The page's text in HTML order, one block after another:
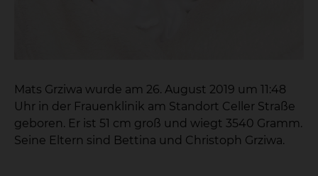
Mats Grziwa wurde am 26. August 2019 um 11:48
Uhr in der Frauenklinik am Standort Celler Straße
geboren. Er ist 51 cm groß und wiegt 3540 Gramm.
Seine Eltern sind Bettina und Christoph Grziwa.